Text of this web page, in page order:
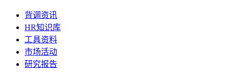
背调资讯
HR知识库
工具资料
市场活动
研究报告